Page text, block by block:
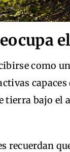
como
tierra bajo el
recuerdan